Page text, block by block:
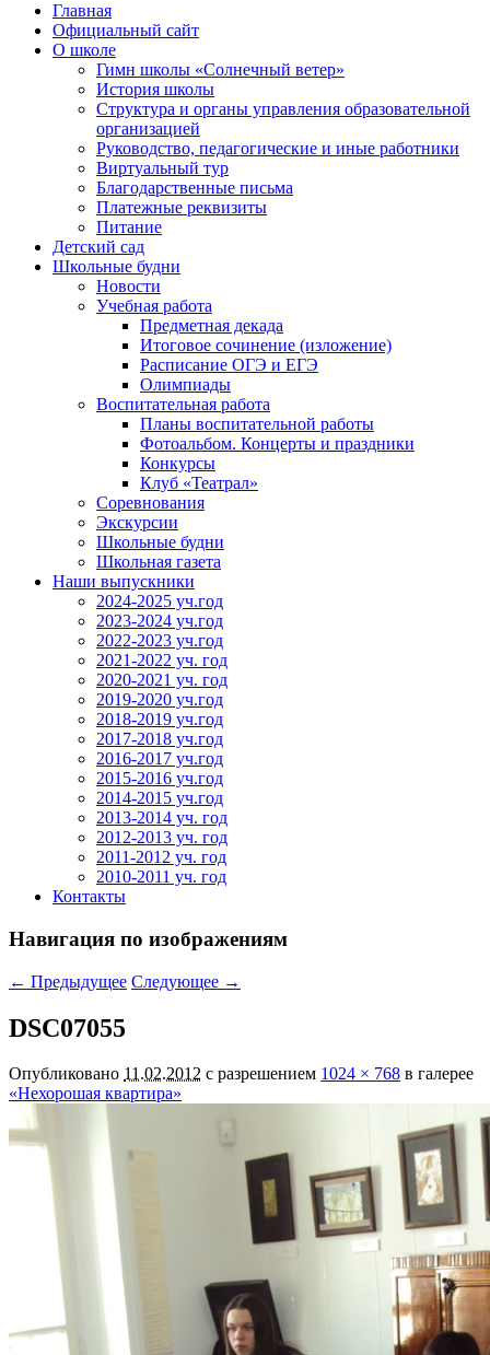
Главная
Официальный сайт
О школе
Гимн школы «Солнечный ветер»
История школы
Структура и органы управления образовательной
организацией
Руководство, педагогические и иные работники
Виртуальный тур
Благодарственные письма
Платежные реквизиты
Питание
Детский сад
Школьные будни
Новости
Учебная работа
Предметная декада
Итоговое сочинение (изложение)
Расписание ОГЭ и ЕГЭ
Олимпиады
Воспитательная работа
Планы воспитательной работы
Фотоальбом. Концерты и праздники
Конкурсы
Клуб «Театрал»
Соревнования
Экскурсии
Школьные будни
Школьная газета
Наши выпускники
2024-2025 уч.год
2023-2024 уч.год
2022-2023 уч.год
2021-2022 уч. год
2020-2021 уч. год
2019-2020 уч.год
2018-2019 уч.год
2017-2018 уч.год
2016-2017 уч.год
2015-2016 уч.год
2014-2015 уч.год
2013-2014 уч. год
2012-2013 уч. год
2011-2012 уч. год
2010-2011 уч. год
Контакты
Навигация по изображениям
← Предыдущее Следующее →
DSC07055
Опубликовано 11.02.2012 с разрешением 1024 × 768 в галерее
«Нехорошая квартира»